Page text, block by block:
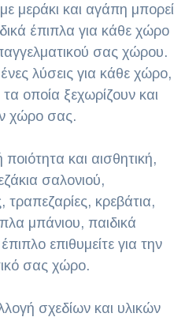
μεράκι και αγάπη μπορεί
έπιπλα για κάθε χώρο
σας χώρου.
λύσεις για κάθε χώρο,
οποία ξεχωρίζουν και
χώρο σας.
και αισθητική,
σαλονιού,
τραπεζαρίες, κρεβάτια,
μπάνιου, παιδικά
επιθυμείτε για την
σας χώρο.
σχεδίων και υλικών